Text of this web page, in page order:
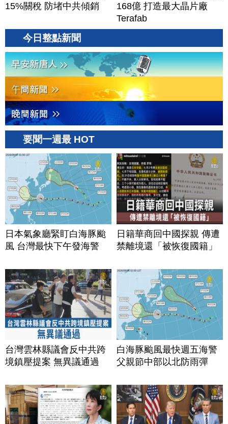
15%關稅 防堵中共傾銷
168億 打造最大晶片廠
Terafab
今日整點新聞
要聞一週最 HOT
日本氣象廳緊盯白海豚颱
風 台灣最快下午發海警
日籍華商回中國探親 傳遭
禁離境還「被恢復國籍」
台灣雲林縣議會反中共跨
境鎮壓提案 無異議通過
白海豚颱風最快週五海警
父親節中部以北防雨彈